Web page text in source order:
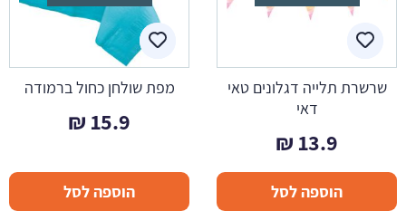
שרשרת תלייה דגלונים טאי
דאי
13.9
₪
הוספה לסל
מפת שולחן כחול ברמודה
15.9
₪
הוספה לסל